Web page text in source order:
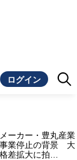
ログイン
ーカー・豊丸産業
業停止の背景 大
差拡大に拍…